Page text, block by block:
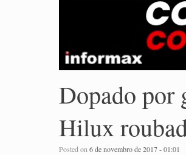
Dopado por
Hilux
Posted on6 de novembro de 2017 - 01:01